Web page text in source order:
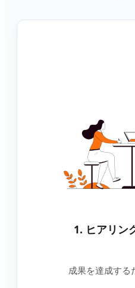
1. ヒアリン
成果を達成する